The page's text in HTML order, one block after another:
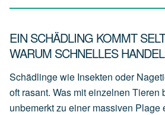
EIN SCHÄDLING KOMMT
WARUM SCHNELLES
Schädlinge wie Insekten oder
oft rasant. Was mit einzelnen Tieren
unbemerkt zu einer massiven Plage